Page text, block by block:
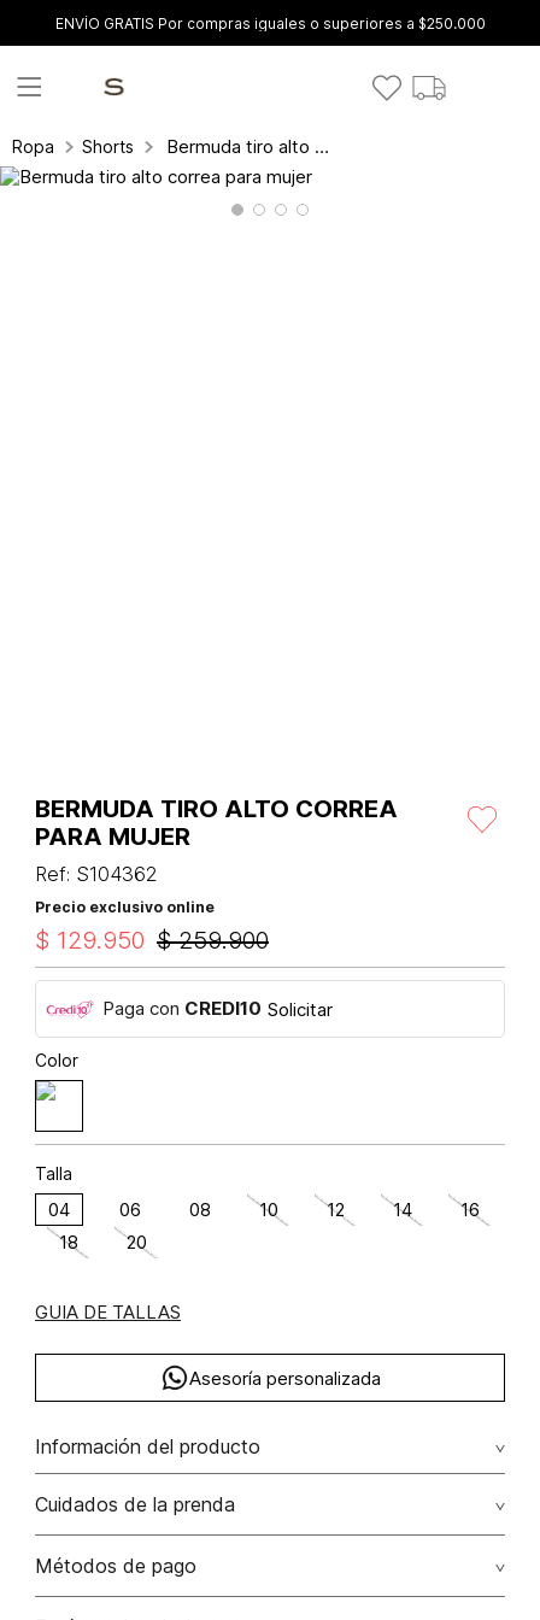
ENVÍO GRATIS Por compras iguales o superiores a $250.000
Ropa Shorts Bermuda tiro alto correa para mujer
BERMUDA TIRO ALTO CORREA
PARA MUJER
Ref: S104362
Precio exclusivo online
$ 259.900
$ 129.950
Paga con CREDI10 Solicitar
Color
Talla
04 06 08 10 12 14
16
18
20
GUIA DE TALLAS
Asesoría personalizada
Información del producto
algodón 100%
Cuidados de la prenda
Lavar con colores similares. no secar en máquina. los
Métodos de pago